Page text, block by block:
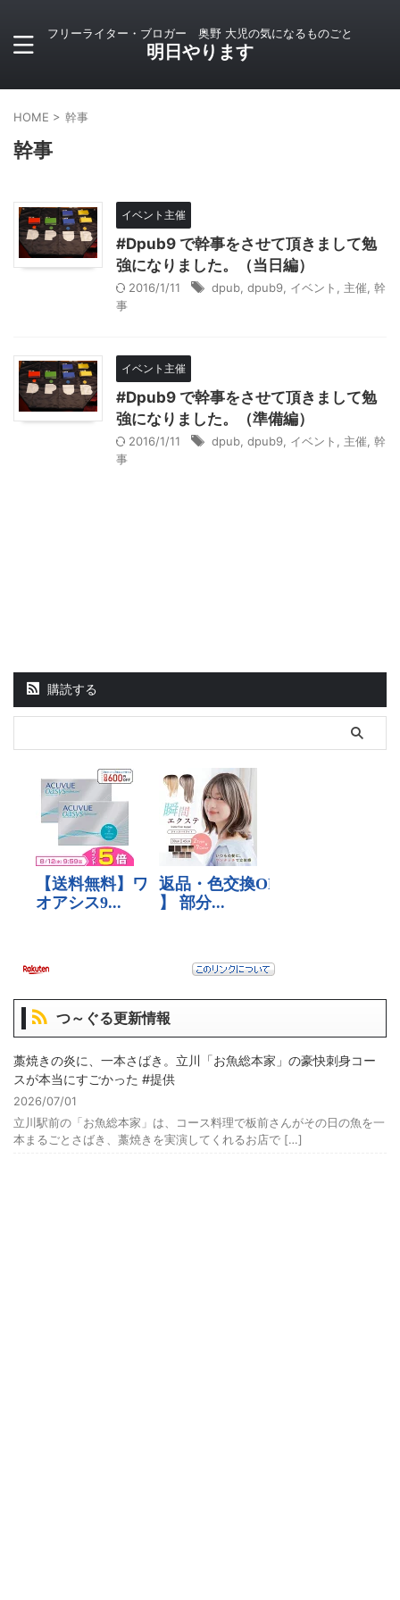
フリーライター・ブロガー 奥野 大児の気になるものごと
明日やります
HOME > 幹事
幹事
イベント主催
#Dpub9 で幹事をさせて頂きまして勉
強になりました。（当日編）
2016/1/11 dpub dpub9 イベント 主催 幹
事
イベント主催
#Dpub9 で幹事をさせて頂きまして勉
強になりました。（準備編）
2016/1/11 dpub dpub9 イベント 主催 幹
事
購読する
つ～ぐる更新情報
藁焼きの炎に、一本さばき。立川「お魚総本家」の豪快刺身コー
スが本当にすごかった #提供
2026/07/01
立川駅前の「お魚総本家」は、コース料理で板前さんがその日の魚を一
本まるごとさばき、藁焼きを実演してくれるお店で […]